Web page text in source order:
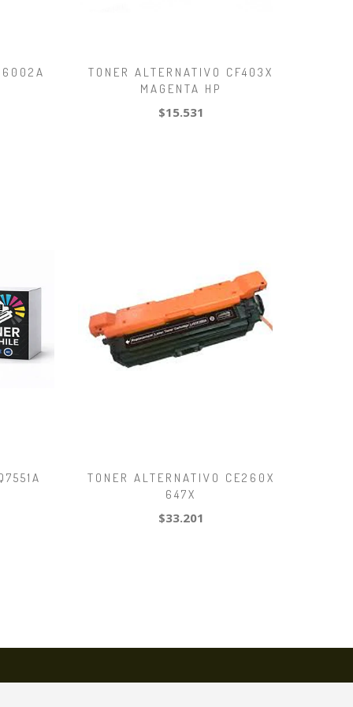
TONER ALTERNATIVO CF403X
MAGENTA HP
$15.531
TONER ALTERNATIVO CE260X
647X
$33.201